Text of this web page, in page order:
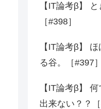
【IT論考β】
［#398］
【IT論考β】
る谷。［#397］
【IT論考β】
出来ない？？［